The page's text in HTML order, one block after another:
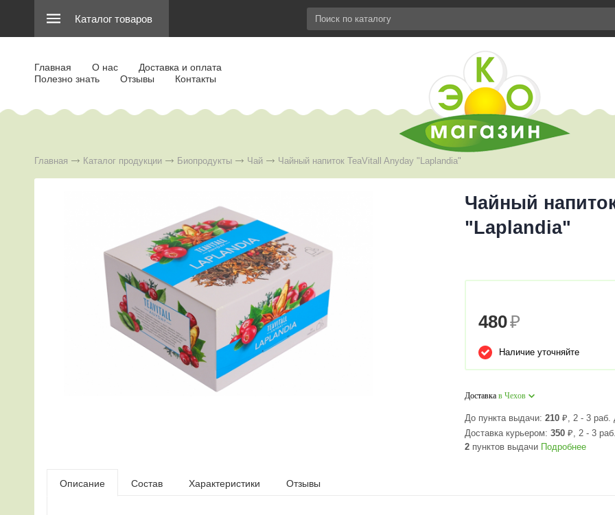
Каталог товаров
Главная О нас
Доставка и оплата
Полезно знать
Отзывы Контакты
Главная Каталог продукции Биопродукты Чай Чайный напиток TeaVitall Anyday "Laplandia"
Чайный
"Laplandia"
480₽
Наличие уточняйте
Доставка в Чехов
До пункта выдачи: 210 ₽ , 2 - 3 раб.
Доставка курьером: 350 ₽ , 2 - 3
2 пунктов выдачи Подробнее
Описание Состав Характеристики Отзывы